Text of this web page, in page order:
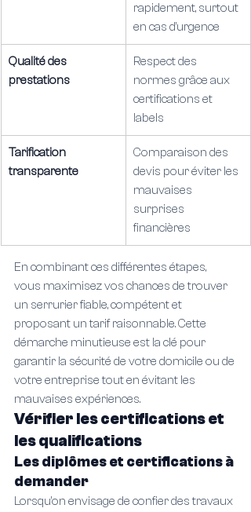
rapidement, surtout
en cas d’urgence
Qualité des
prestations
Respect des
normes grâce aux
certifications et
labels
Tarification
transparente
Comparaison des
devis pour éviter les
mauvaises
surprises
financières
En combinant ces différentes étapes,
vous maximisez vos chances de trouver
un serrurier fiable, compétent et
proposant un tarif raisonnable. Cette
démarche minutieuse est la clé pour
garantir la sécurité de votre domicile ou de
votre entreprise tout en évitant les
mauvaises expériences.
Vérifier les certifications et
les qualifications
Les diplômes et certifications à
demander
Lorsqu’on envisage de confier des travaux